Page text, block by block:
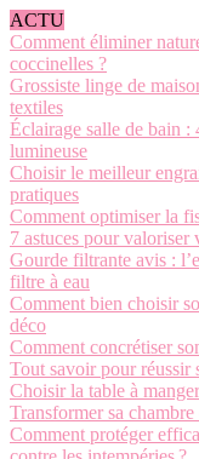
ACTU
Comment éliminer
coccinelles ?
Grossiste linge de
textiles
Éclairage salle de bain :
lumineuse
Choisir le meilleur
pratiques
Comment optimiser la
7 astuces pour valoriser
Gourde filtrante avis :
filtre à eau
Comment bien choisir
déco
Comment concrétiser
Tout savoir pour réussir
Choisir la table à
Transformer sa
Comment protéger